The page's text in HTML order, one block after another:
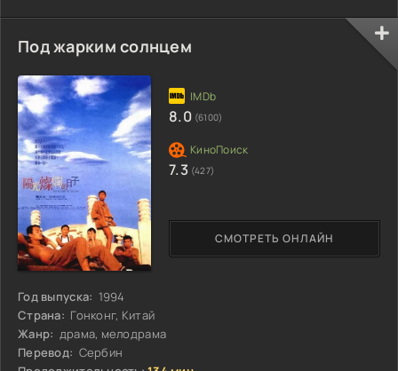
Под жарким солнцем
Год выпуска: 1994
Страна: Гонконг, Китай
Жанр: драма, мелодрама
Перевод: Сербин
СМОТРЕТЬ ОНЛАЙН
8.0 (6100)
7.3 (427)